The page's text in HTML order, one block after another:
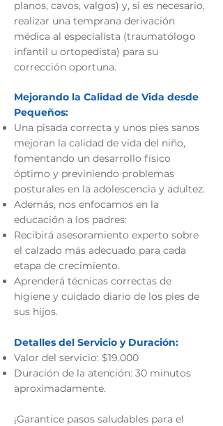
planos, cavos, valgos) y, si es necesario,
realizar una temprana derivación
médica al especialista (traumatólogo
infantil u ortopedista) para su
corrección oportuna.
Mejorando la Calidad de Vida desde
Pequeños:
Una pisada correcta y unos pies sanos
mejoran la calidad de vida del niño,
fomentando un desarrollo físico
óptimo y previniendo problemas
posturales en la adolescencia y adultez.
Además, nos enfocamos en la
educación a los padres:
Recibirá asesoramiento experto sobre
el calzado más adecuado para cada
etapa de crecimiento.
Aprenderá técnicas correctas de
higiene y cuidado diario de los pies de
sus hijos.
Detalles del Servicio y Duración:
Valor del servicio: $19.000
Duración de la atención: 30 minutos
aproximadamente.
¡Garantice pasos saludables para el